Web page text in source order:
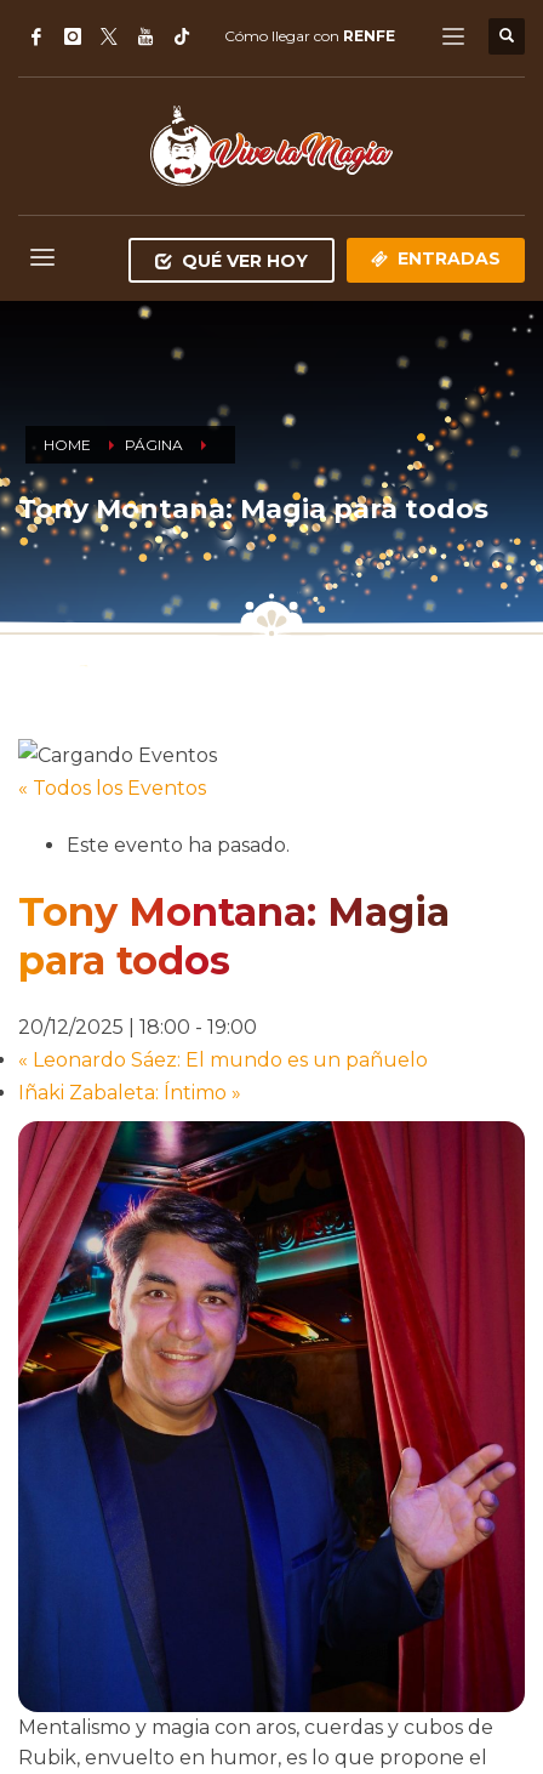
Cómo llegar con RENFE
QUÉ VER HOY ENTRADAS
HOME PÁGINA
Tony Montana: Magia para todos
« Todos los Eventos
Este evento ha pasado.
Tony Montana: Magia
para todos
20/12/2025 | 18:00 - 19:00
« Leonardo Sáez: El mundo es un pañuelo
Iñaki Zabaleta: Íntimo »
Mentalismo y magia con aros, cuerdas y cubos de
Rubik, envuelto en humor, es lo que propone el